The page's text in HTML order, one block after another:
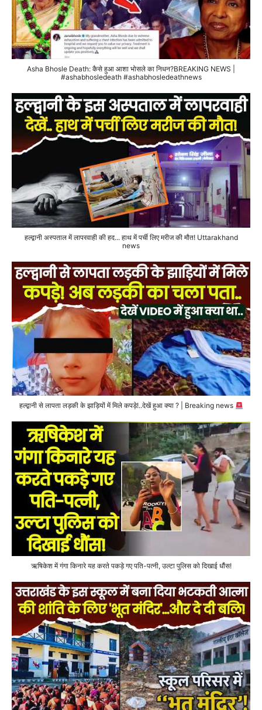
Asha Bhosle Death: कैसे हुआ आशा भोसले का निधन?BREAKING NEWS |
#ashabhosledeath #ashabhosledeathnews
हल्द्वानी अस्पताल में लापरवाही की हद... हाथ में पर्ची लिए मरीज की मौत! Uttarakhand
news
हल्द्वानी से लापता लड़की के झाड़ियों में मिले कपड़े!..देखें हुआ क्या ? | Breaking news
ऋषिकेश में गंगा किनारे यह करते पकड़े गए पति-पत्नी, उल्टा पुलिस को दिखाई धौंस!